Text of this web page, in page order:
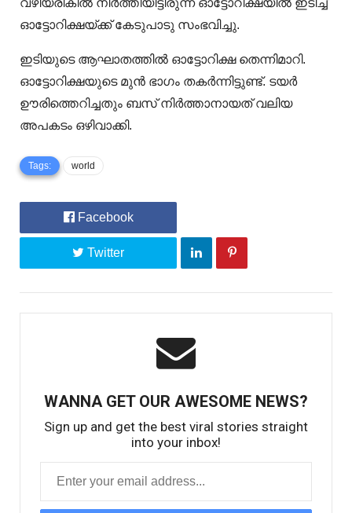
വഴിയരികിൽ നിർത്തിയിട്ടിരുന്ന ഓട്ടോറിക്ഷയിൽ ഇടിച്ച്
ഓട്ടോറിക്ഷയ്ക്ക് കേടുപാടു സംഭവിച്ചു.
ഇടിയുടെ ആഘാതത്തിൽ ഓട്ടോറിക്ഷ തെന്നിമാറി.
ഓട്ടോറിക്ഷയുടെ മുൻ ഭാഗം തകർന്നിട്ടുണ്ട്. ടയർ
ഊരിത്തെറിച്ചതും ബസ് നിർത്താനായത് വലിയ
അപകടം ഒഴിവാക്കി.
Tags: world
Facebook
Twitter
WANNA GET OUR AWESOME NEWS?
Sign up and get the best viral stories straight
into your inbox!